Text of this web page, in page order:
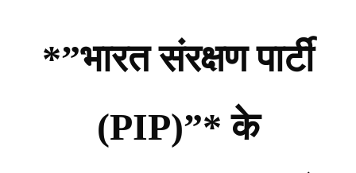
*”भारत संरक्षण पार्टी
(PIP)”* के